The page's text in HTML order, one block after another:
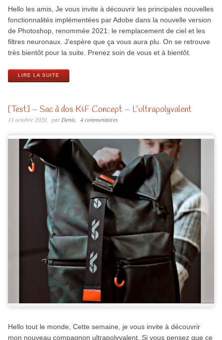
Hello les amis, Je vous invite à découvrir les principales nouvelles
fonctionnalités implémentées par Adobe dans la nouvelle version
de Photoshop, renommée 2021: le remplacement de ciel et les
filtres neuronaux. J’espère que ça vous aura plu. On se retrouve
très bientôt pour la suite. Prenez soin de vous et à bientôt.
LIRE LA SUITE
[Test] – Sac à dos K&F Concept – L’ultrapolyvalent
11 octobre 2020 par Denis 4 commentaires
Hello tout le monde, Cette semaine, je vous invite à découvrir
mon nouveau compagnon ultrapolyvalent. Si vous pensez que ce